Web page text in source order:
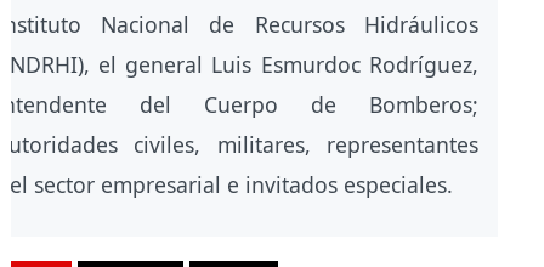
Nacional de Recursos Hidráulicos
el general Luis Esmurdoc Rodríguez,
del Cuerpo de Bomberos;
civiles, militares, representantes
sector empresarial e invitados especiales.